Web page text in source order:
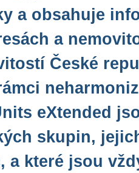
a obsahuje
a
České
eXtended
skupin,
a které jsou